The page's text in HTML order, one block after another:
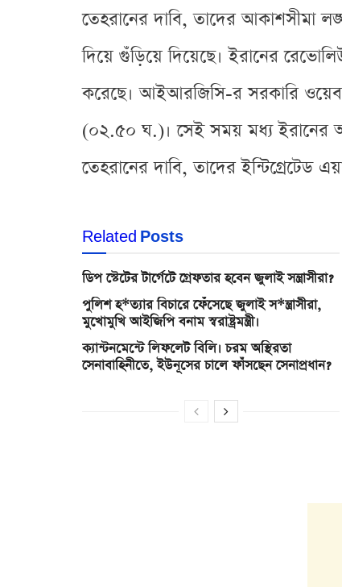
তেহরানের দাবি, তাদের আকাশসীমা
দিয়ে গুঁড়িয়ে দিয়েছে। ইরানের
করেছে। আইআরজিসি-র সরকারি
(০২.৫০ ঘ.)। সেই সময় মধ্য ইরানের
তেহরানের দাবি, তাদের
RelatedPosts
ডিপ স্টেটের টার্গেটে গ্রেফতার হবেন জুলাই সন্ত্রাসীরা?
পুলিশ হ*ত্যার বিচারে ফেঁসেছে জুলাই স*ন্ত্রাসীরা,
মুখোমুখি আইজিপি বনাম স্বরাষ্ট্রমন্ত্রী।
ক্যান্টনমেন্টে লিফলেট বিলি। চরম অস্থিরতা
সেনাবাহিনীতে, ইউনূসের চালে ফাঁসছেন সেনাপ্রধান?